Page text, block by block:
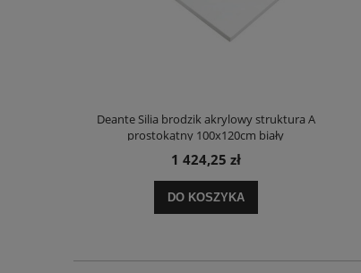
Deante Silia brodzik akrylowy struktura A
prostokątny 100x120cm biały
1 424,25 zł
DO KOSZYKA